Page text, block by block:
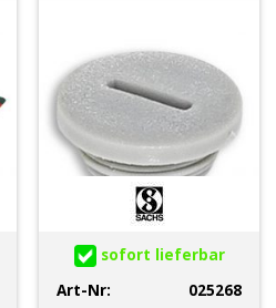
sofort lieferbar
Art-Nr:
025268